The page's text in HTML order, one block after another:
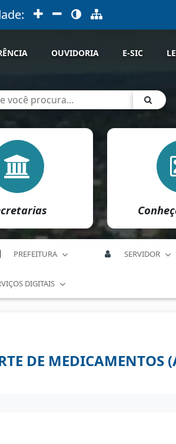
OUVIDORIA E-SIC
PREFEITURA SERVIDOR
DIGITAIS
DE MEDICAMENTOS